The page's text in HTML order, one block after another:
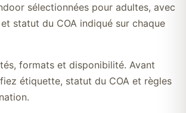
sélectionnées pour adultes, avec
statut du COA indiqué sur chaque
formats et disponibilité. Avant
étiquette, statut du COA et règles